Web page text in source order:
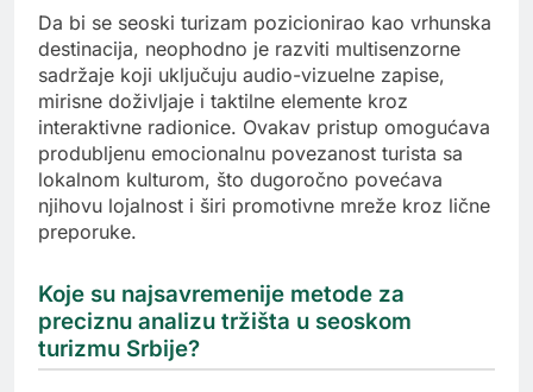
Da bi se seoski turizam pozicionirao kao vrhunska
destinacija, neophodno je razviti multisenzorne
sadržaje koji uključuju audio-vizuelne zapise,
mirisne doživljaje i taktilne elemente kroz
interaktivne radionice. Ovakav pristup omogućava
produbljenu emocionalnu povezanost turista sa
lokalnom kulturom, što dugoročno povećava
njihovu lojalnost i širi promotivne mreže kroz lične
preporuke.
Koje su najsavremenije metode za
preciznu analizu tržišta u seoskom
turizmu Srbije?